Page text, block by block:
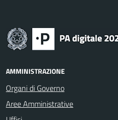
AMMINISTRAZIONE
Organi di Governo
Aree Amministrative